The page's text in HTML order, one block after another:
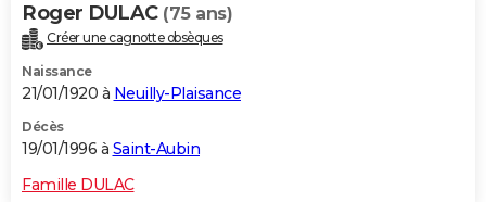
Roger DULAC (75 ans)
Créer une cagnotte obsèques
Naissance
21/01/1920 à Neuilly-Plaisance
Décès
19/01/1996 à Saint-Aubin
Famille DULAC